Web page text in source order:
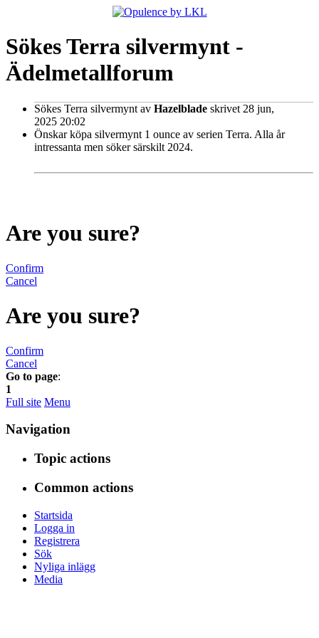
Sökes Terra silvermynt -
Ädelmetallforum
Sökes Terra silvermynt av Hazelblade skrivet 28 jun,
2025 20:02
Önskar köpa silvermynt 1 ounce av serien Terra. Alla år
intressanta men söker särskilt 2024.
Are you sure?
Confirm
Cancel
Are you sure?
Confirm
Cancel
Go to page:
1
Full site Menu
Navigation
Topic actions
Common actions
Startsida
Logga in
Registrera
Sök
Nyliga inlägg
Media